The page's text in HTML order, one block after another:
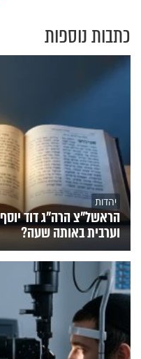
כתבות נוספות
יהדות
הראשל"צ הרה"ג דוד
וערבית באותה שעה?